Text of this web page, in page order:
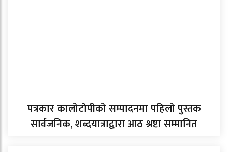
पत्रकार कालोटोपीको सम्पादनमा पहिलो पुस्तक
सार्वजनिक, शब्दयात्राद्वारा आठ श्रष्टा सम्मानित